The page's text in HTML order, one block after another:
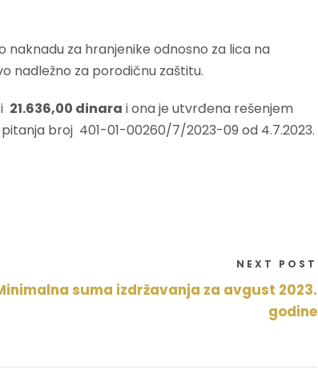
naknadu za hranjenike odnosno za lica na
nadležno za porodičnu zaštitu.
21.636,00 dinara i ona je utvrđena rešenjem
broj 401-01-00260/7/2023-09 od 4.7.2023.
NEXT POST
suma izdržavanja za avgust 2023.
godine